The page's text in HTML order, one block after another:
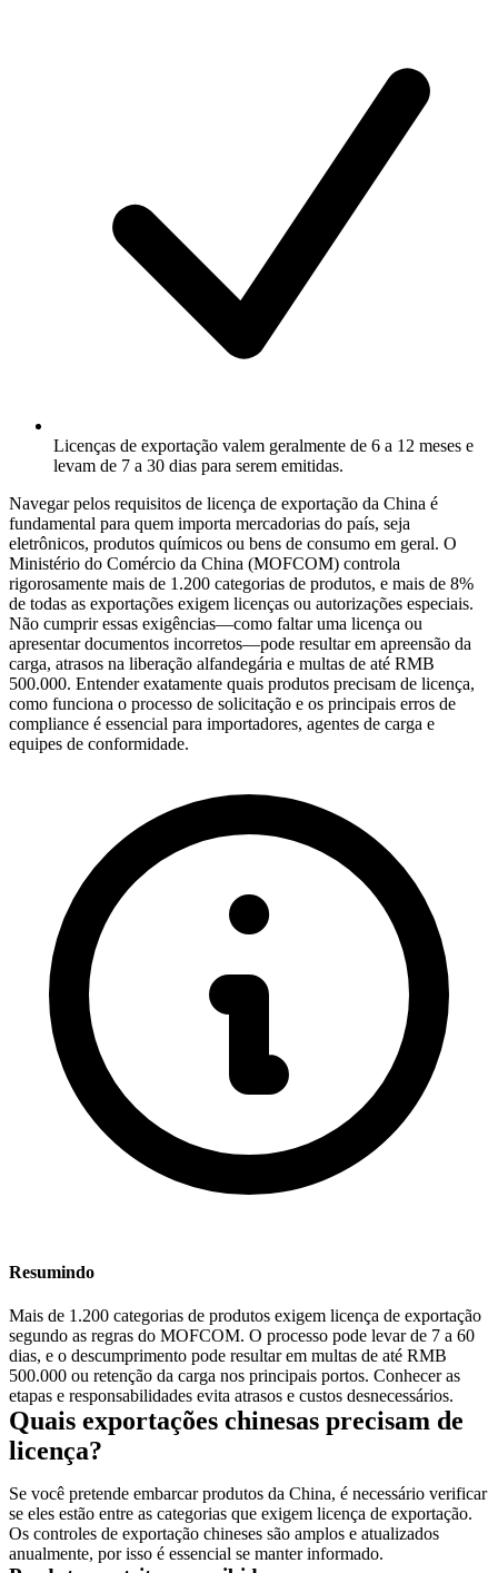
Licenças de exportação valem geralmente de 6 a 12 meses e
levam de 7 a 30 dias para serem emitidas.
Navegar pelos requisitos de licença de exportação da China é
fundamental para quem importa mercadorias do país, seja
eletrônicos, produtos químicos ou bens de consumo em geral. O
Ministério do Comércio da China (MOFCOM) controla
rigorosamente mais de 1.200 categorias de produtos, e mais de 8%
de todas as exportações exigem licenças ou autorizações especiais.
Não cumprir essas exigências—como faltar uma licença ou
apresentar documentos incorretos—pode resultar em apreensão da
carga, atrasos na liberação alfandegária e multas de até RMB
500.000. Entender exatamente quais produtos precisam de licença,
como funciona o processo de solicitação e os principais erros de
compliance é essencial para importadores, agentes de carga e
equipes de conformidade.
Resumindo
Mais de 1.200 categorias de produtos exigem licença de exportação
segundo as regras do MOFCOM. O processo pode levar de 7 a 60
dias, e o descumprimento pode resultar em multas de até RMB
500.000 ou retenção da carga nos principais portos. Conhecer as
etapas e responsabilidades evita atrasos e custos desnecessários.
Quais exportações chinesas precisam de
licença?
Se você pretende embarcar produtos da China, é necessário verificar
se eles estão entre as categorias que exigem licença de exportação.
Os controles de exportação chineses são amplos e atualizados
anualmente, por isso é essencial se manter informado.